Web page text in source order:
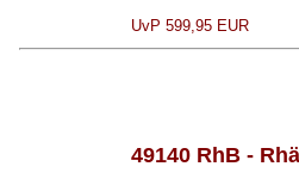
UvP 599,95 EUR
49140 RhB -